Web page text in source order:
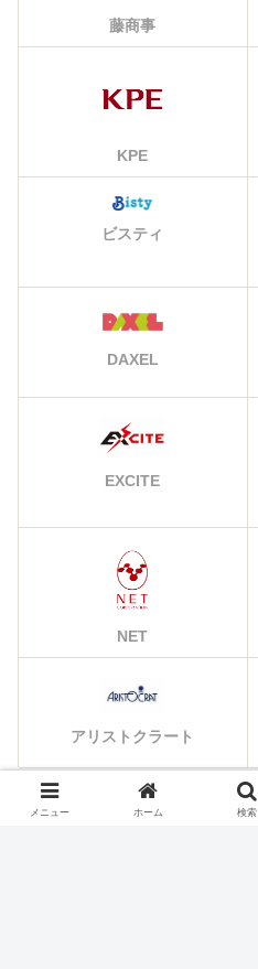
藤商事
KPE
ビスティ
DAXEL
EXCITE
NET
アリストクラート
メニュー ホーム 検索